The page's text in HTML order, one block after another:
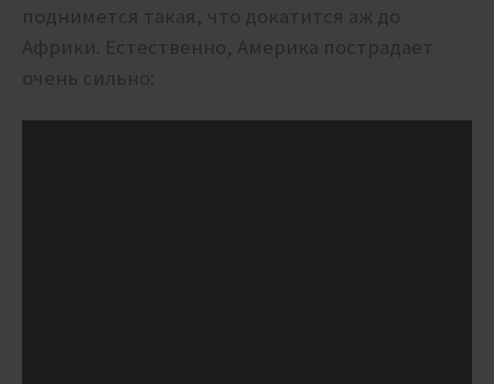
поднимется такая, что докатится аж до
Африки. Естественно, Америка пострадает
очень сильно: